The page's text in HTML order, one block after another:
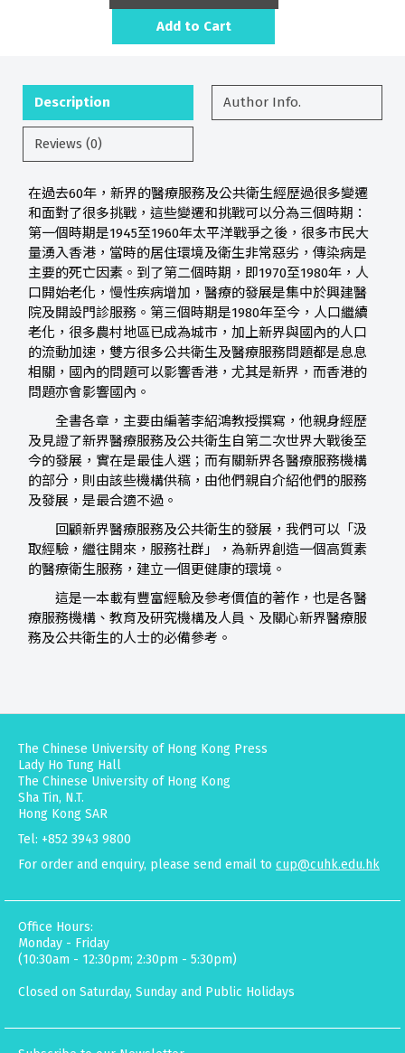
Add to Cart
Description Author Info.
Reviews (0)
在過去60年，新界的醫療服務及公共衛生經歷過很多變遷
和面對了很多挑戰，這些變遷和挑戰可以分為三個時期：
第一個時期是1945至1960年太平洋戰爭之後，很多市民大
量湧入香港，當時的居住環境及衛生非常惡劣，傳染病是
主要的死亡因素。到了第二個時期，即1970至1980年，人
口開始老化，慢性疾病增加，醫療的發展是集中於興建醫
院及開設門診服務。第三個時期是1980年至今，人口繼續
老化，很多農村地區已成為城市，加上新界與國內的人口
的流動加速，雙方很多公共衛生及醫療服務問題都是息息
相關，國內的問題可以影響香港，尤其是新界，而香港的
問題亦會影響國內。
全書各章，主要由編著李紹鴻教授撰寫，他親身經歷
及見證了新界醫療服務及公共衛生自第二次世界大戰後至
今的發展，實在是最佳人選；而有關新界各醫療服務機構
的部分，則由該些機構供稿，由他們親自介紹他們的服務
及發展，是最合適不過。
回顧新界醫療服務及公共衛生的發展，我們可以「汲
取經驗，繼往開來，服務社群」，為新界創造一個高質素
的醫療衛生服務，建立一個更健康的環境。
這是一本載有豐富經驗及參考價值的著作，也是各醫
療服務機構、教育及研究機構及人員、及關心新界醫療服
務及公共衛生的人士的必備參考。
The Chinese University of Hong Kong Press
Lady Ho Tung Hall
The Chinese University of Hong Kong
Sha Tin, N.T.
Hong Kong SAR
Tel: +852 3943 9800
For order and enquiry, please send email to cup@cuhk.edu.hk
Office Hours:
Monday - Friday
(10:30am - 12:30pm; 2:30pm - 5:30pm)
Closed on Saturday, Sunday and Public Holidays